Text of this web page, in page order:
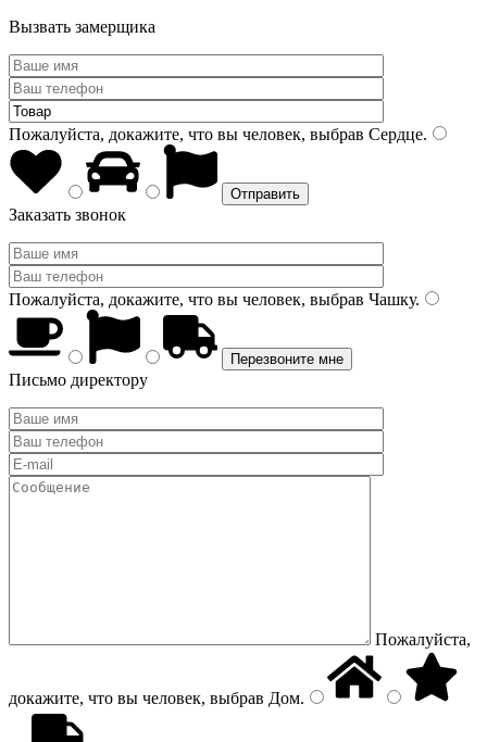
Вызвать замерщика
Пожалуйста, докажите, что вы человек, выбрав Сердце.
Заказать звонок
Пожалуйста, докажите, что вы человек, выбрав Чашку.
Письмо директору
Пожалуйста,
докажите, что вы человек, выбрав Дом.